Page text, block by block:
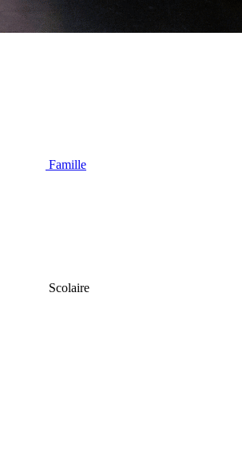
Famille
Scolaire